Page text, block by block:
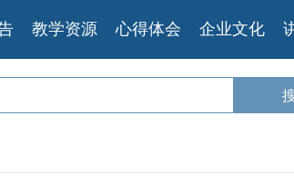
教学资源 心得体会 企业文化